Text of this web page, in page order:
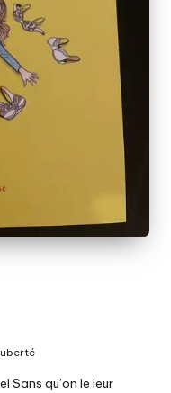
Sans qu’on le leur